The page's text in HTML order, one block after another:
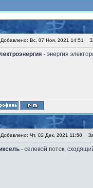
Добавлено: Вс, 07 Ноя, 2021 14:51
- энергия
Добавлено: Чт, 02 Дек, 2021 11:50
- селевой поток,